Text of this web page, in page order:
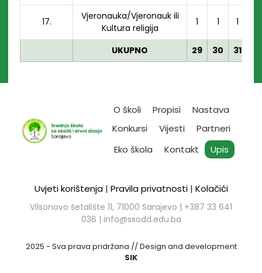
17.
Vjeronauka/Vjeronauk ili
Kultura religija
1 1 1
UKUPNO 29 30 31
O školi Propisi
Nastava
Konkursi
Vijesti
Partneri
Eko škola
Kontakt Upis
Uvjeti korištenja| Pravila privatnosti| Kolačići
Vilsonovo šetalište 11, 71000 Sarajevo | ​+387 33 641
036 | info@ssodd.edu.ba
2025 - Sva prava pridržana // Design and development
SIK